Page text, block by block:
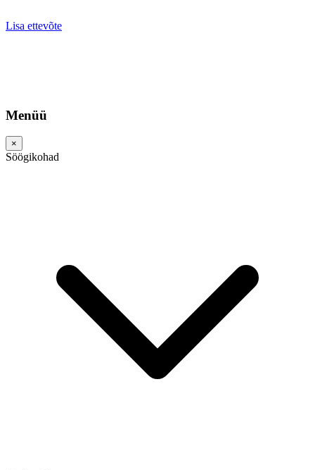
Lisa ettevõte
Menüü
×
Söögikohad